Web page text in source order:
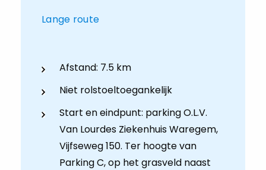
Lange route
Afstand: 7.5 km
Niet rolstoeltoegankelijk
Start en eindpunt: parking O.L.V.
Van Lourdes Ziekenhuis Waregem,
Vijfseweg 150. Ter hoogte van
Parking C, op het grasveld naast